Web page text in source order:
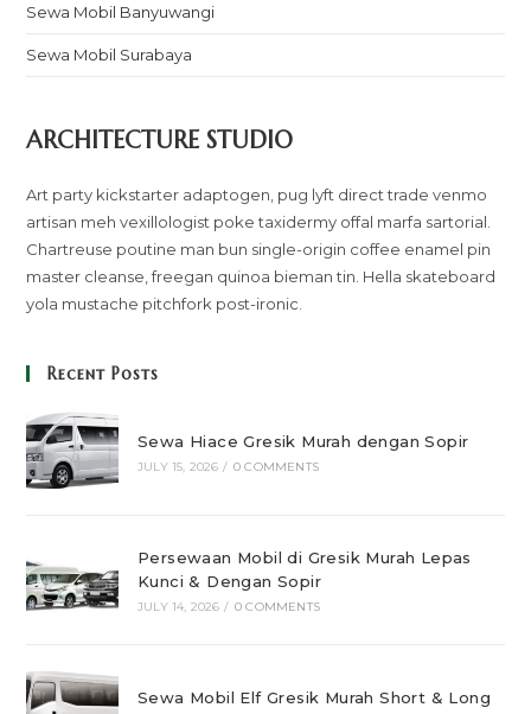
Sewa Mobil Banyuwangi
Sewa Mobil Surabaya
ARCHITECTURE STUDIO
Art party kickstarter adaptogen, pug lyft direct trade venmo
artisan meh vexillologist poke taxidermy offal marfa sartorial.
Chartreuse poutine man bun single-origin coffee enamel pin
master cleanse, freegan quinoa bieman tin. Hella skateboard
yola mustache pitchfork post-ironic.
Recent Posts
Sewa Hiace Gresik Murah dengan Sopir
JULY 15, 2026 / 0 COMMENTS
Persewaan Mobil di Gresik Murah Lepas
Kunci & Dengan Sopir
JULY 14, 2026 / 0 COMMENTS
Sewa Mobil Elf Gresik Murah Short & Long